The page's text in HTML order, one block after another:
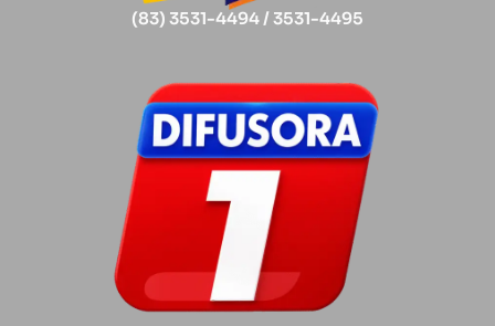
(83) 3531-4494 / 3531-4495